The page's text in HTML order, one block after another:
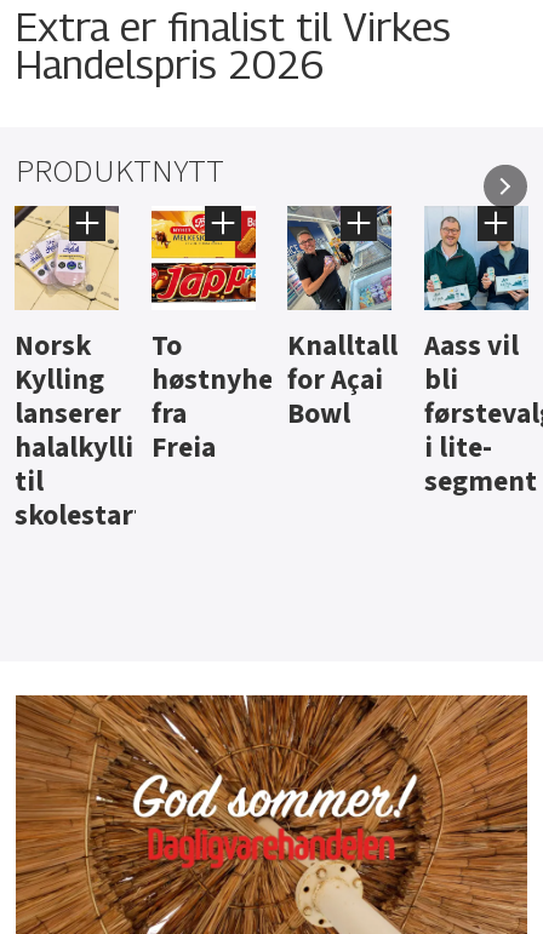
Extra er finalist til Virkes
Handelspris 2026
PRODUKTNYTT
Knalltall
for Açai
Bowl
Aass vil
bli
førstevalg
i lite-
Brus og
jus fra
Berentsen
Hard
iste fra
Hansa